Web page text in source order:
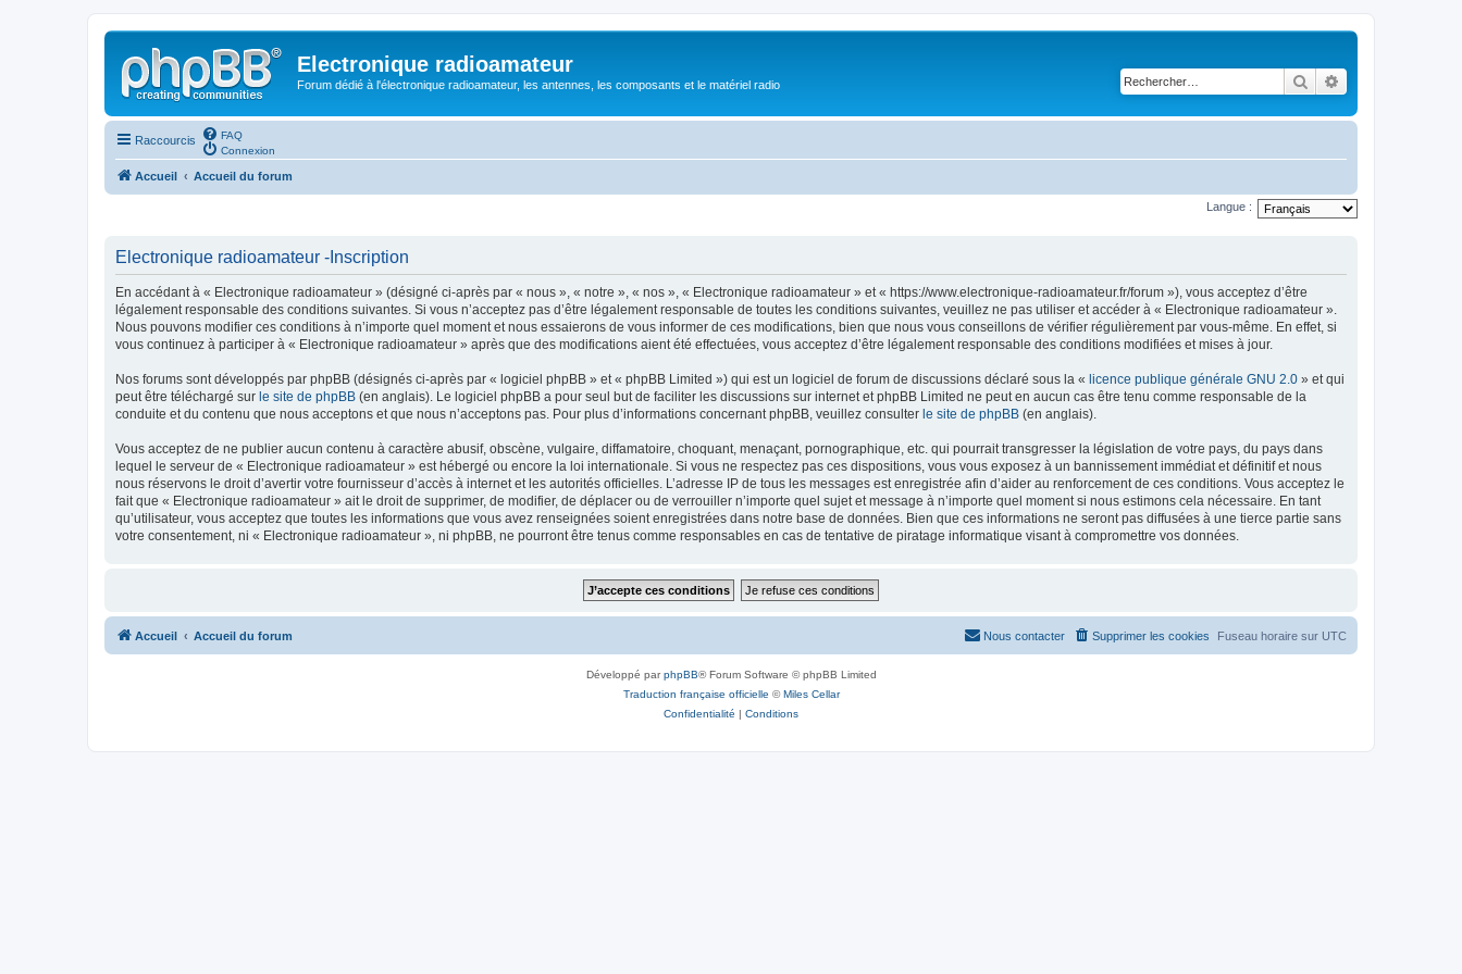
Electronique radioamateur
Forum dédié à l'électronique radioamateur, les antennes, les composants et le matériel radio Rechercher
Raccourcis
FAQ
Connexion
Accueil Accueil du forum
Langue :
Electronique radioamateur -Inscription
En accédant à « Electronique radioamateur » (désigné ci-après par « nous », « notre », « nos », « Electronique radioamateur » et « https://www.electronique-radioamateur.fr/forum »), vous acceptez d’être
légalement responsable des conditions suivantes. Si vous n’acceptez pas d’être légalement responsable de toutes les conditions suivantes, veuillez ne pas utiliser et accéder à « Electronique radioamateur ».
Nous pouvons modifier ces conditions à n’importe quel moment et nous essaierons de vous informer de ces modifications, bien que nous vous conseillons de vérifier régulièrement par vous-même. En effet, si
vous continuez à participer à « Electronique radioamateur » après que des modifications aient été effectuées, vous acceptez d’être légalement responsable des conditions modifiées et mises à jour.
Nos forums sont développés par phpBB (désignés ci-après par « logiciel phpBB » et « phpBB Limited ») qui est un logiciel de forum de discussions déclaré sous la « licence publique générale GNU 2.0 » et qui
peut être téléchargé sur le site de phpBB (en anglais). Le logiciel phpBB a pour seul but de faciliter les discussions sur internet et phpBB Limited ne peut en aucun cas être tenu comme responsable de la
conduite et du contenu que nous acceptons et que nous n’acceptons pas. Pour plus d’informations concernant phpBB, veuillez consulter le site de phpBB (en anglais).
Vous acceptez de ne publier aucun contenu à caractère abusif, obscène, vulgaire, diffamatoire, choquant, menaçant, pornographique, etc. qui pourrait transgresser la législation de votre pays, du pays dans
lequel le serveur de « Electronique radioamateur » est hébergé ou encore la loi internationale. Si vous ne respectez pas ces dispositions, vous vous exposez à un bannissement immédiat et définitif et nous
nous réservons le droit d’avertir votre fournisseur d’accès à internet et les autorités officielles. L’adresse IP de tous les messages est enregistrée afin d’aider au renforcement de ces conditions. Vous acceptez le
fait que « Electronique radioamateur » ait le droit de supprimer, de modifier, de déplacer ou de verrouiller n’importe quel sujet et message à n’importe quel moment si nous estimons cela nécessaire. En tant
qu’utilisateur, vous acceptez que toutes les informations que vous avez renseignées soient enregistrées dans notre base de données. Bien que ces informations ne seront pas diffusées à une tierce partie sans
votre consentement, ni « Electronique radioamateur », ni phpBB, ne pourront être tenus comme responsables en cas de tentative de piratage informatique visant à compromettre vos données.
Accueil Accueil du forum Fuseau horaire sur UTC
Supprimer les cookies
Nous contacter
Développé parphpBB® Forum Software © phpBB Limited
Traduction française officielle ©Miles Cellar
Confidentialité | Conditions